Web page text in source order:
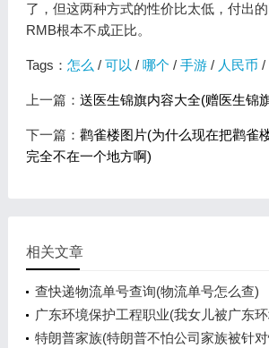
了，但这两种方式的性价比太低，付出
RMB根本不成正比。
Tags： 怎么 / 可以 / 哪个 / 手游/ 人民币 /
上一篇： 送医生锦旗内容大全(赠医生锦
下一篇： 鹳雀楼图片(为什么现在把鹳雀
完全不在一个地方啊)
相关文章
查快递物流单号查询(物流单号怎么查)
广东环境保护工程职业(我女儿被广东
业学院资源
特朗普家族(特朗普不怕公司家族被针